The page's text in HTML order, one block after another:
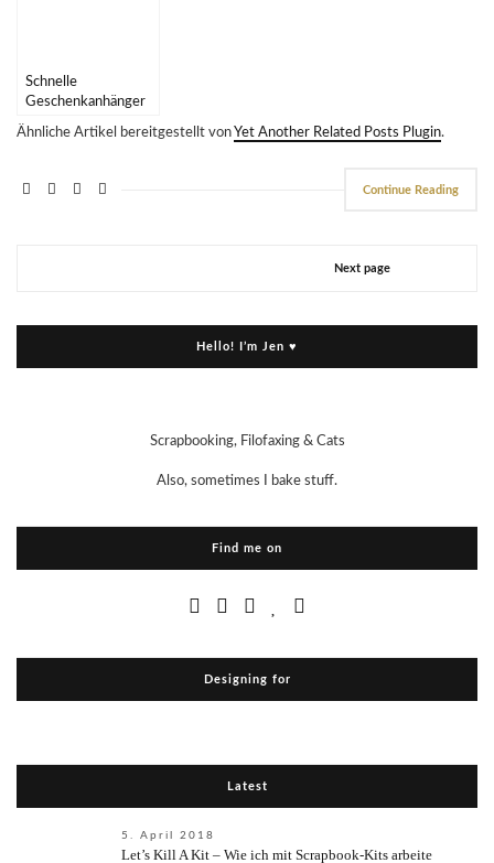
Schnelle
Geschenkanhänger
DT}
Ähnliche Artikel bereitgestellt vonYet Another Related Posts Plugin.
Continue Reading
Next page
Hello! I’m Jen ♥
Scrapbooking, Filofaxing & Cats
Also, sometimes I bake stuff.
Find me on
Designing for
Latest
5. April 2018
Let’s Kill A Kit – Wie ich mit Scrapbook-Kits arbeite